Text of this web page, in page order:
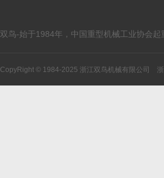
双鸟-始于1984年，中国重型机械工业协会
CopyRight © 1984-2025 浙江双鸟机械有限公司